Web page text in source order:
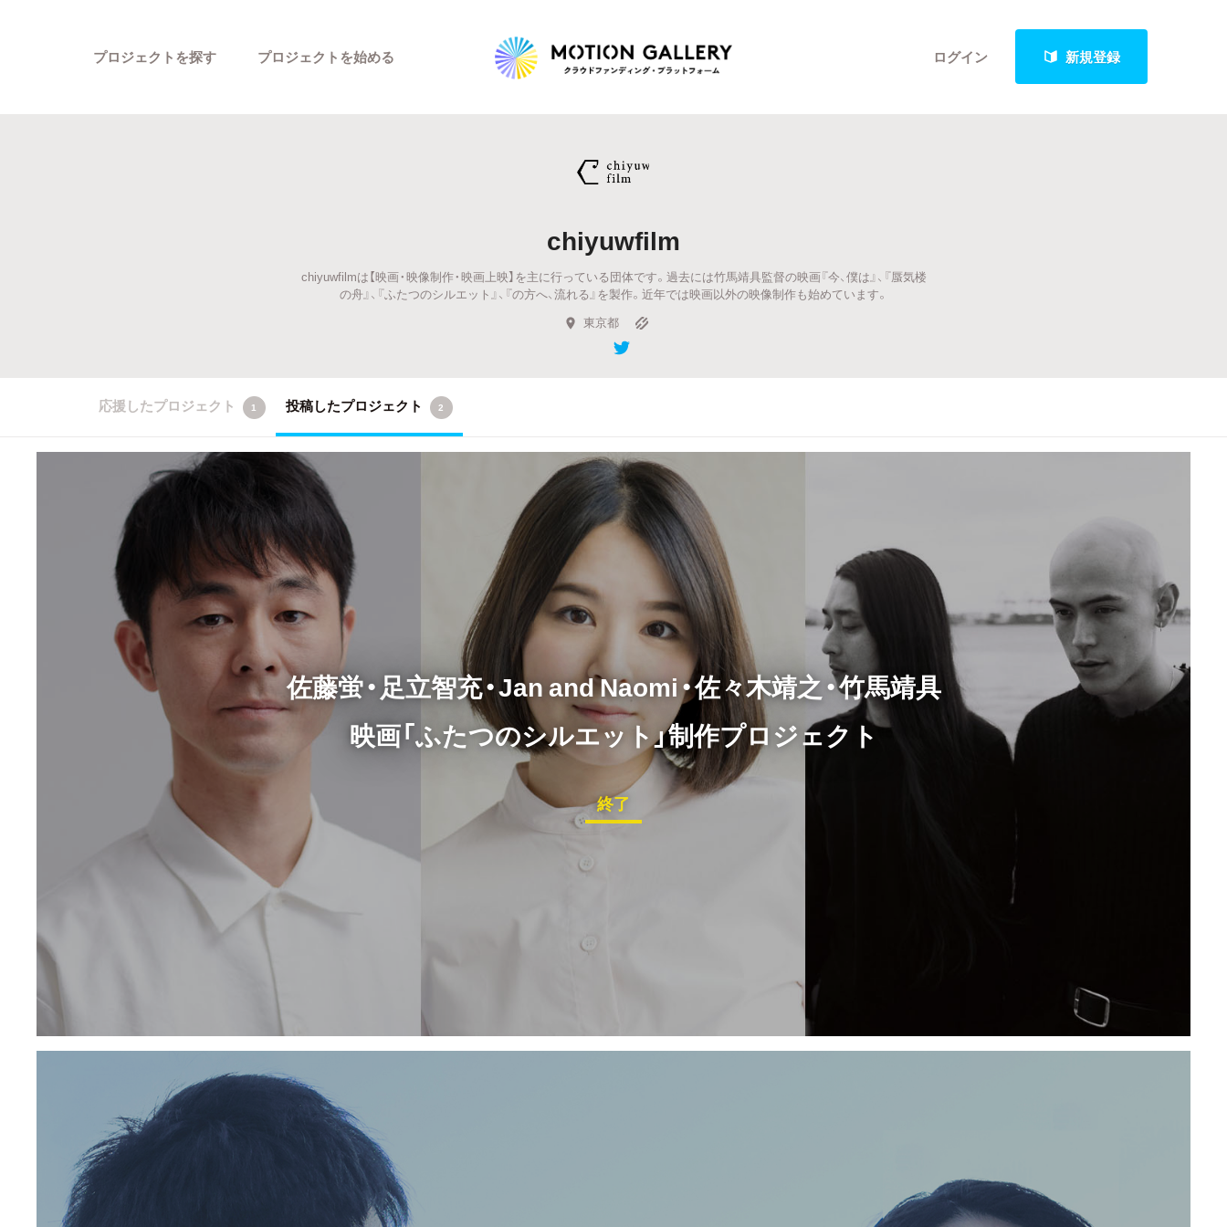
ログイン 新規登録
プロジェクトを探す
新着プロジェクト
Feature
カテゴリーから探す タグから探す キュレーターから探す 特集から探す 最新進捗報告から探す
Legendary
プロジェクトを始める
chiyuwfilm
chiyuwfilmは【映画・映像制作・映画上映】を主に行っている団体です。過去には竹馬靖具監督の映画『今、僕は』、『蜃気楼
の舟』、『ふたつのシルエット』、『の方へ、流れる』を製作。近年では映画以外の映像制作も始めています。
東京都
応援したプロジェクト 1 投稿したプロジェクト 2
佐藤蛍・足立智充・Jan and Naomi・佐々木靖之・竹馬靖具
映画「ふたつのシルエット」制作プロジェクト
終了